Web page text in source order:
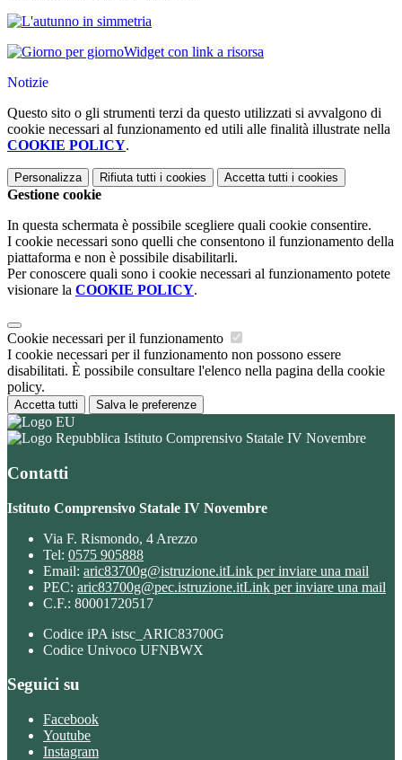
Widget con link a risorsa
Notizie
Questo sito o gli strumenti terzi da questo utilizzati si avvalgono di
cookie necessari al funzionamento ed utili alle finalità illustrate nella
COOKIE POLICY.
Personalizza Rifiuta tutti i cookies Accetta tutti i cookies
Gestione cookie
In questa schermata è possibile scegliere quali cookie consentire.
I cookie necessari sono quelli che consentono il funzionamento della
piattaforma e non è possibile disabilitarli.
Per conoscere quali sono i cookie necessari al funzionamento potete
visionare la COOKIE POLICY.
Cookie necessari per il funzionamento
I cookie necessari per il funzionamento non possono essere
disabilitati. È possibile consultare l'elenco nella pagina della cookie
policy.
Accetta tutti Salva le preferenze
Istituto Comprensivo Statale IV Novembre
Contatti
Istituto Comprensivo Statale IV Novembre
Via F. Rismondo, 4 Arezzo
Tel: 0575 905888
Email: aric83700g@istruzione.itLink per inviare una mail
PEC: aric83700g@pec.istruzione.itLink per inviare una mail
C.F.: 80001720517
Codice iPA istsc_ARIC83700G
Codice Univoco UFNBWX
Seguici su
Facebook
Youtube
Instagram